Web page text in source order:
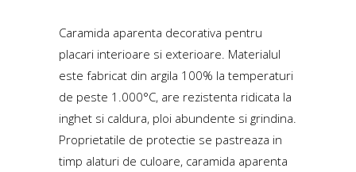
Caramida aparenta decorativa pentru
placari interioare si exterioare. Materialul
este fabricat din argila 100% la temperaturi
de peste 1.000°C, are rezistenta ridicata la
inghet si caldura, ploi abundente si grindina.
Proprietatile de protectie se pastreaza in
timp alaturi de culoare, caramida aparenta